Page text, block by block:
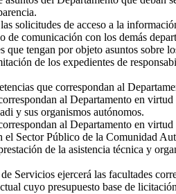
solicitudes de acceso a la
de comunicación con los demás
que tengan por objeto asuntos sobre
de los expedientes de
que correspondan al
al Departamento en
y sus organismos autónomos.
al Departamento en
el Sector Público de la Comunidad
de la asistencia técnica y
Servicios ejercerá las facultades
cuyo presupuesto base de